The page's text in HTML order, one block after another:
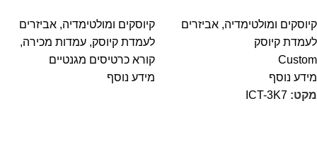
קיוסקים ומולטימדיה, אביזרים
לעמדת קיוסק
Custom
מידע נוסף
מקט: ICT-3K7
קיוסקים ומולטימדיה, אביזרים
לעמדת קיוסק, עמדות מכירה,
קורא כרטיסים מגנטיים
מידע נוסף